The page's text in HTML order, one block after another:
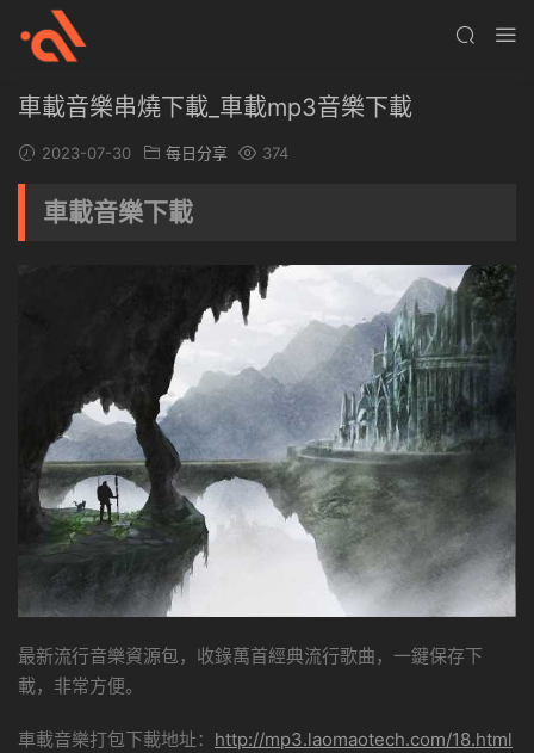
車載音樂串燒下載_車載mp3音樂下載
2023-07-30 每日分享 374
車載音樂下載
最新流行音樂資源包，收錄萬首經典流行歌曲，一鍵保存下
載，非常方便。
車載音樂打包下載地址： http://mp3.laomaotech.com/18.html